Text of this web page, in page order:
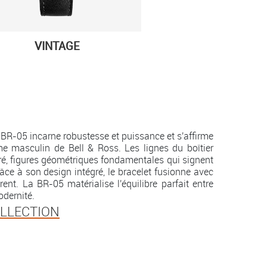
VINTAGE
05 incarne robustesse et puissance et s'affirme
masculin de Bell & Ross. Les lignes du boîtier
figures géométriques fondamentales qui signent
à son design intégré, le bracelet fusionne avec
La BR-05 matérialise l'équilibre parfait entre